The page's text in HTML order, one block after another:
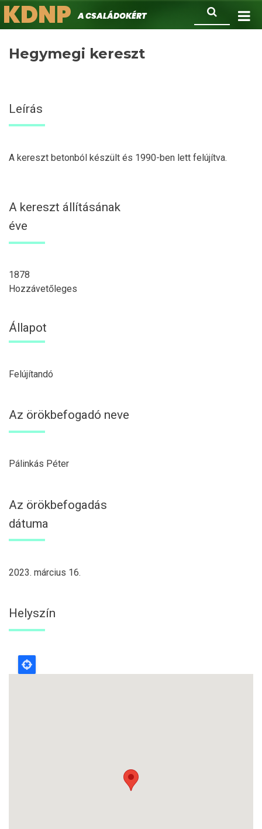
Ugrás
a
Keresés
KDNPA családokért.
Hegymegi kereszt
Leírás
A kereszt betonból készült és 1990-ben lett felújítva.
A kereszt állításának
éve
1878
Hozzávetőleges
Állapot
Felújítandó
Az örökbefogadó neve
Pálinkás Péter
Az örökbefogadás
dátuma
2023. március 16.
Helyszín